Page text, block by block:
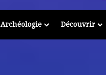
Archéologie Découvrir